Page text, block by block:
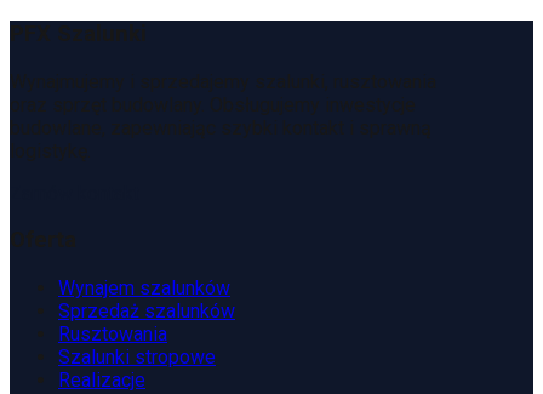
Wynajem szalunków
Sprzedaż szalunków
Rusztowania
Szalunki stropowe
Realizacje